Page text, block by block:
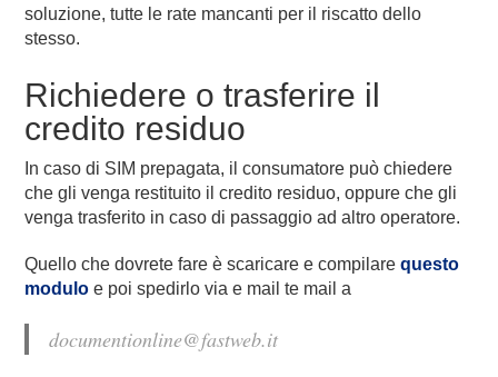
soluzione, tutte le rate mancanti per il riscatto dello
stesso.
Richiedere o trasferire il
credito residuo
In caso di SIM prepagata, il consumatore può chiedere
che gli venga restituito il credito residuo, oppure che gli
venga trasferito in caso di passaggio ad altro operatore.
Quello che dovrete fare è scaricare e compilarequesto
modulo e poi spedirlo via e mail te mail a
documentionline@fastweb.it